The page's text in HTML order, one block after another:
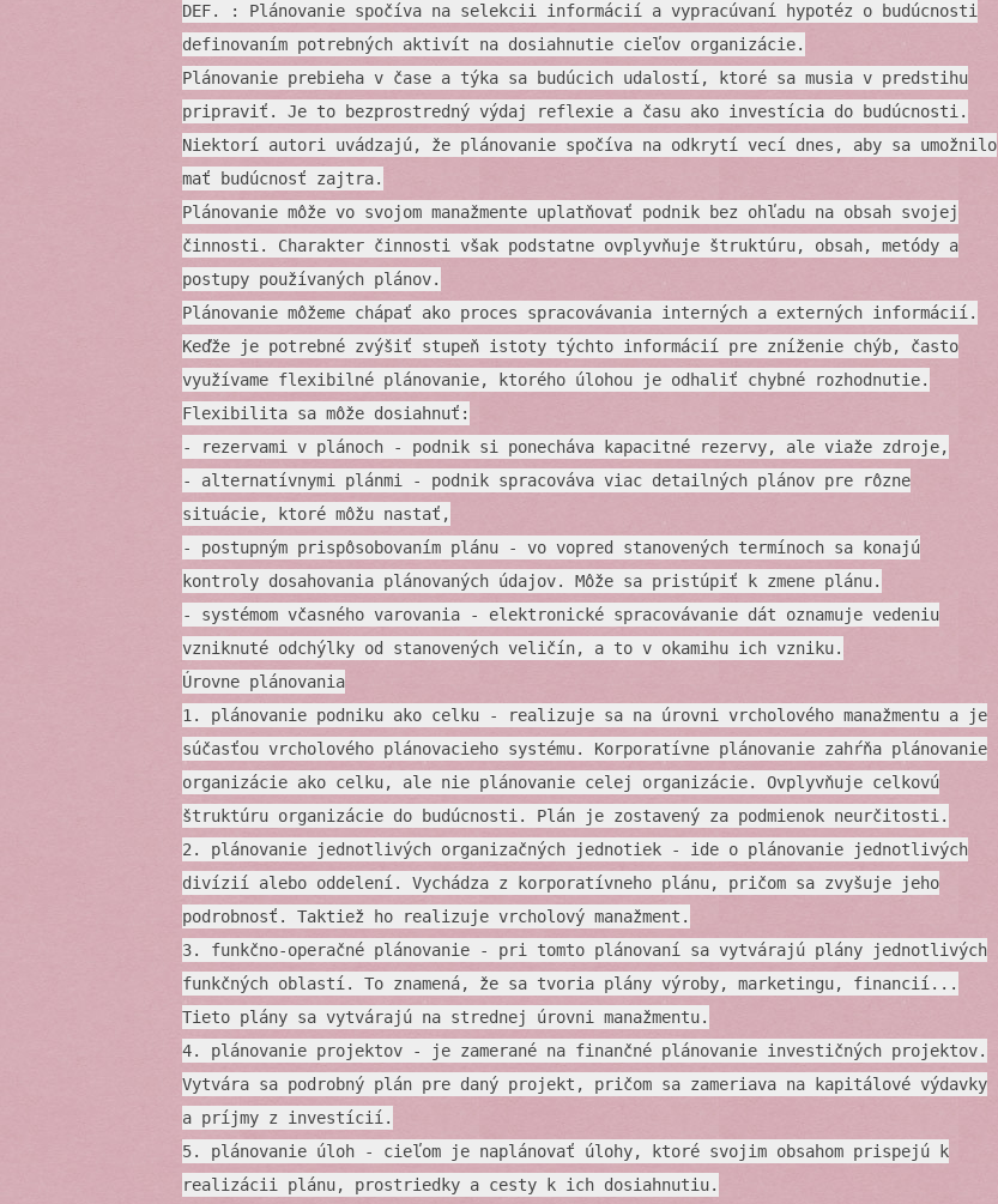
DEF. : Plánovanie spočíva na selekcii informácií a vypracúvaní hypotéz o budúcnosti
definovaním potrebných aktivít na dosiahnutie cieľov organizácie.
Plánovanie prebieha v čase a týka sa budúcich udalostí, ktoré sa musia v predstihu
pripraviť. Je to bezprostredný výdaj reflexie a času ako investícia do budúcnosti.
Niektorí autori uvádzajú, že plánovanie spočíva na odkrytí vecí dnes, aby sa umožnilo
mať budúcnosť zajtra.
Plánovanie môže vo svojom manažmente uplatňovať podnik bez ohľadu na obsah svojej
činnosti. Charakter činnosti však podstatne ovplyvňuje štruktúru, obsah, metódy a
postupy používaných plánov.
Plánovanie môžeme chápať ako proces spracovávania interných a externých informácií.
Keďže je potrebné zvýšiť stupeň istoty týchto informácií pre zníženie chýb, často
využívame flexibilné plánovanie, ktorého úlohou je odhaliť chybné rozhodnutie.
Flexibilita sa môže dosiahnuť:
- rezervami v plánoch - podnik si ponecháva kapacitné rezervy, ale viaže zdroje,
- alternatívnymi plánmi - podnik spracováva viac detailných plánov pre rôzne
situácie, ktoré môžu nastať,
- postupným prispôsobovaním plánu - vo vopred stanovených termínoch sa konajú
kontroly dosahovania plánovaných údajov. Môže sa pristúpiť k zmene plánu.
- systémom včasného varovania - elektronické spracovávanie dát oznamuje vedeniu
vzniknuté odchýlky od stanovených veličín, a to v okamihu ich vzniku.
Úrovne plánovania
1. plánovanie podniku ako celku - realizuje sa na úrovni vrcholového manažmentu a je
súčasťou vrcholového plánovacieho systému. Korporatívne plánovanie zahŕňa plánovanie
organizácie ako celku, ale nie plánovanie celej organizácie. Ovplyvňuje celkovú
štruktúru organizácie do budúcnosti. Plán je zostavený za podmienok neurčitosti.
2. plánovanie jednotlivých organizačných jednotiek - ide o plánovanie jednotlivých
divízií alebo oddelení. Vychádza z korporatívneho plánu, pričom sa zvyšuje jeho
podrobnosť. Taktiež ho realizuje vrcholový manažment.
3. funkčno-operačné plánovanie - pri tomto plánovaní sa vytvárajú plány jednotlivých
funkčných oblastí. To znamená, že sa tvoria plány výroby, marketingu, financií...
Tieto plány sa vytvárajú na strednej úrovni manažmentu.
4. plánovanie projektov - je zamerané na finančné plánovanie investičných projektov.
Vytvára sa podrobný plán pre daný projekt, pričom sa zameriava na kapitálové výdavky
a príjmy z investícií.
5. plánovanie úloh - cieľom je naplánovať úlohy, ktoré svojim obsahom prispejú k
realizácii plánu, prostriedky a cesty k ich dosiahnutiu.